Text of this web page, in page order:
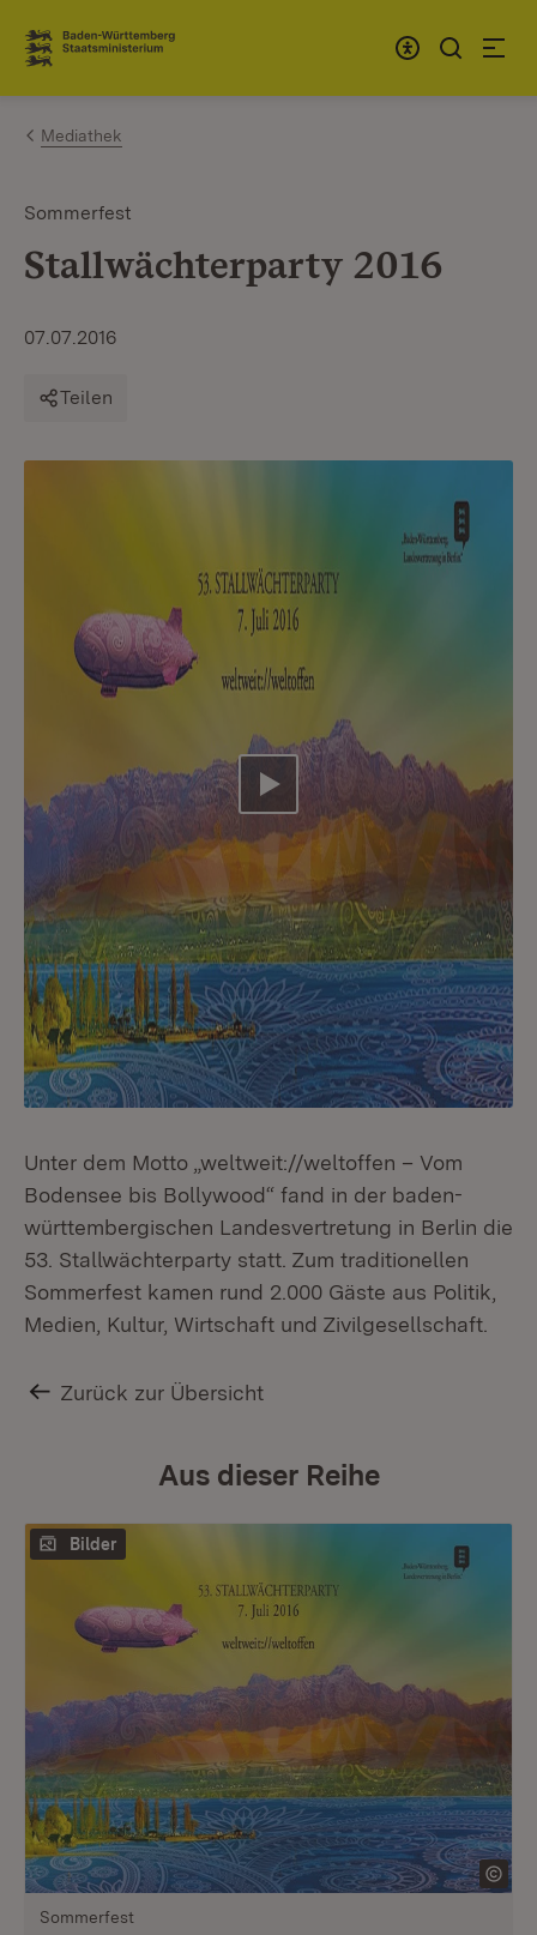
Zum Inhalt springen
Link zur Startseite
Mediathek
Sommerfest
Stallwächterparty 2016
07.07.2016
Teilen
Video abspielen
Unter dem Motto „weltweit://weltoffen – Vom
Bodensee bis Bollywood“ fand in der baden-
württembergischen Landesvertretung in Berlin die
53. Stallwächterparty statt. Zum traditionellen
Sommerfest kamen rund 2.000 Gäste aus Politik,
Medien, Kultur, Wirtschaft und Zivilgesellschaft.
Zurück zur Übersicht
Aus dieser Reihe
Bilder
Sommerfest